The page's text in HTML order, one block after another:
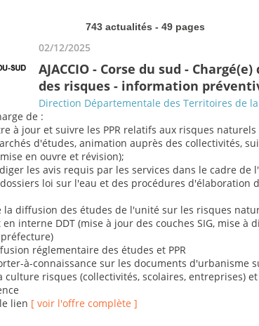
743 actualités - 49 pages
02/12/2025
AJACCIO - Corse du sud -
des risques - information
Direction Départementale des Territoires de la
de :
à jour et suivre les PPR relatifs aux risques
d'études, animation auprès des collectivités,
en ouvre et révision);
les avis requis par les services dans le cadre de
dossiers loi sur l'eau et des procédures d'élaboration
la diffusion des études de l'unité sur les risques
interne DDT (mise à jour des couches SIG, mise à
réglementaire des études et PPR
à-connaissance sur les documents d'urbanisme
culture risques (collectivités, scolaires, entreprises)
lien [ voir l'offre complète ]